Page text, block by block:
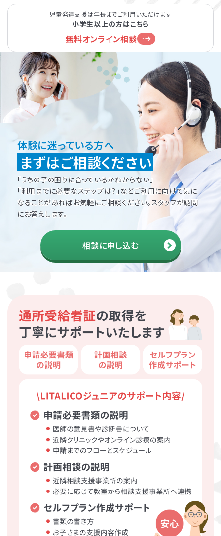
児童発達支援は年長までご利用いただけます
小学生以上の方はこちら
無料オンライン相談
体験に迷っている方へ
まずはご相談ください
「うちの子の困りに合っているかわからない」
「利用までに必要なステップは？」などご利用に向けて気に
なることがあればお気軽にご相談ください。 スタッフが疑問
にお答えします。
相談に申し込む